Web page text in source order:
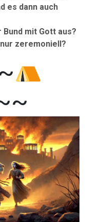
es dann auch
mit Gott aus?
zeremoniell?